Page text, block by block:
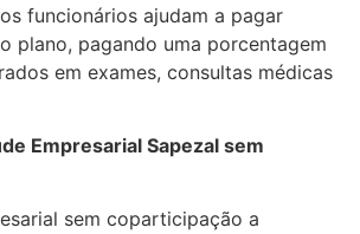
funcionários ajudam a pagar
plano, pagando uma porcentagem
em exames, consultas médicas
Empresarial Sapezal sem
sem coparticipação a